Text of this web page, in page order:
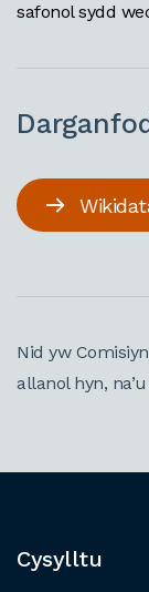
safonol sydd
Nid yw
allanol hyn,
Cysylltu